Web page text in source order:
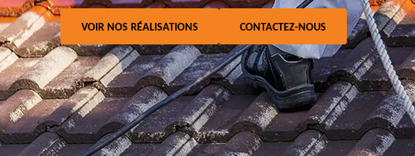
VOIR NOS RÉALISATIONS CONTACTEZ-NOUS